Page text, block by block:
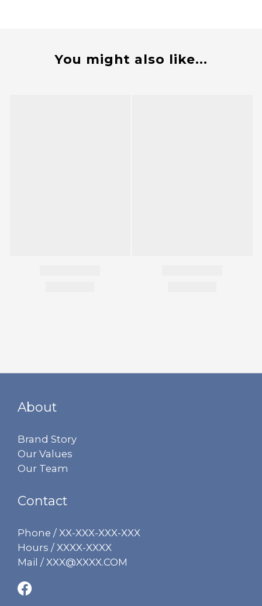
You might also like...
About
Brand Story
Our Values
Our Team
Contact
Phone / XX-XXX-XXX-XXX
Hours / XXXX-XXXX
Mail / XXX@XXXX.COM